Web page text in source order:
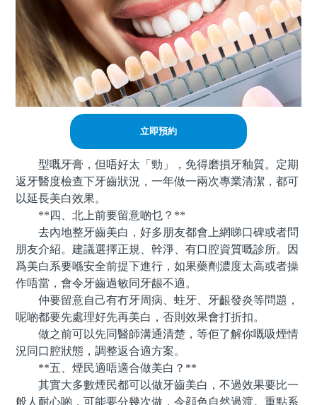
立即預約
型嘅牙膏，但唔好太「勁」，免得磨損牙釉質。定期
返牙醫度檢查下牙齒狀況，一年做一兩次專業清潔，都可
以延長美白效果。
**四、北上前要留意啲乜？**
去內地整牙齒美白，好多朋友都會上網睇口碑或者問
朋友介紹。建議選擇正規、幹淨、有口腔資質嘅診所。因
爲美白系要喺安全前提下進行，如果藥劑濃度太高或者操
作唔當，會令牙齒過敏同牙龈不適。
仲要留意自己有冇牙周病、蛀牙、牙齦發炎等問題，
呢啲都要先處理好先再美白，否則效果會打折扣。
做之前可以先同醫師溝通清楚，等佢了解你嘅吸煙情
況同口腔狀態，調整返合適方案。
**五、煙民適唔適合做美白？**
其實大多數煙民都可以做牙齒美白，不過效果要比一
般人耐心啲，可能要分幾次做，令顔色自然過渡。重點系